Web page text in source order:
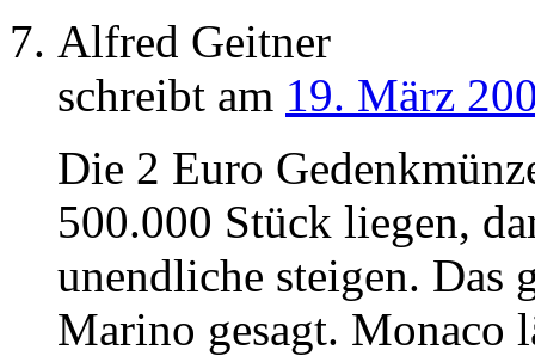
Alfred Geitner
schreibt am 19. März
Die 2 Euro
500.000 Stück liegen,
unendliche steigen. Das
Marino gesagt. Monaco